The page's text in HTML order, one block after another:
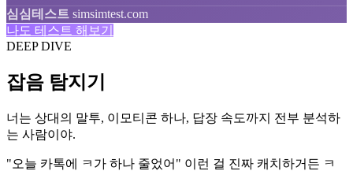
심심테스트 simsimtest.com
나도 테스트 해보기
DEEP DIVE
잡음 탐지기
너는 상대의 말투, 이모티콘 하나, 답장 속도까지 전부 분석하
는 사람이야.
"오늘 카톡에 ㅋ가 하나 줄었어" 이런 걸 진짜 캐치하거든 ㅋ